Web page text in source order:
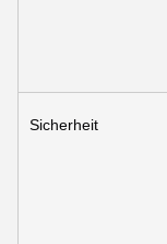
Sicherheit